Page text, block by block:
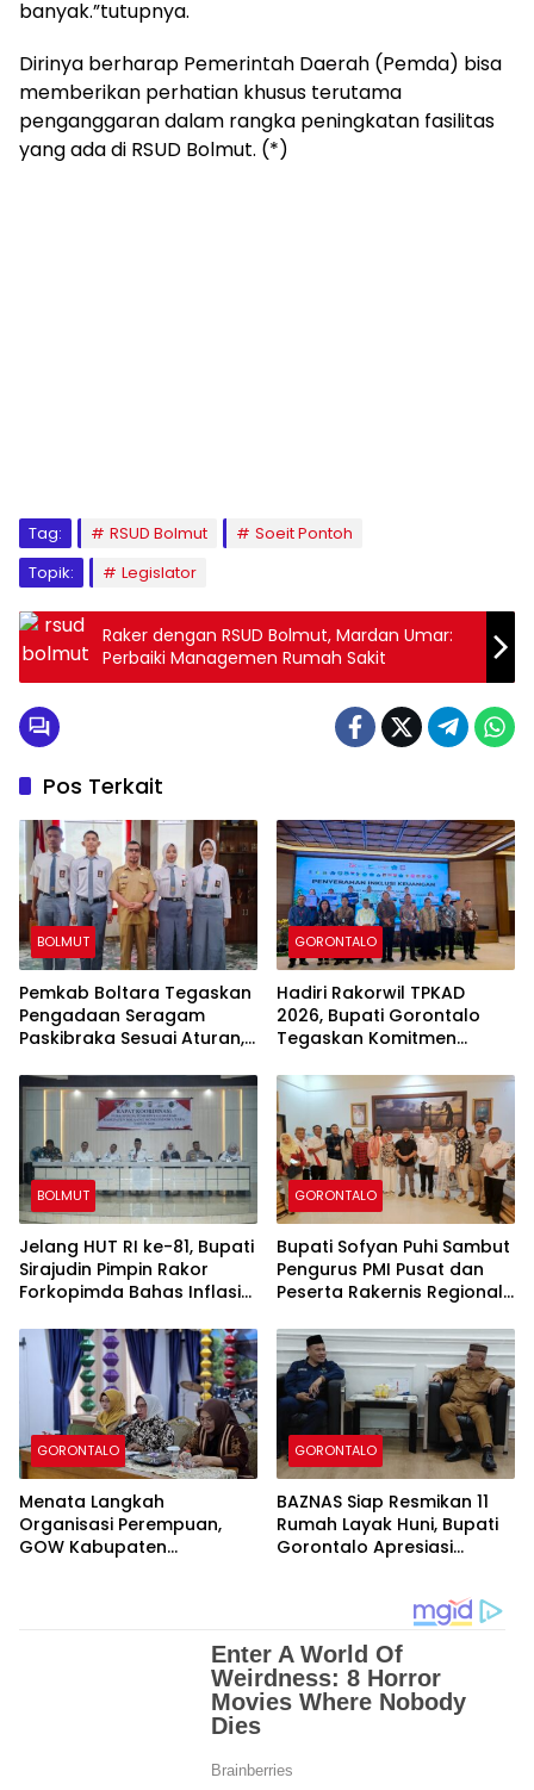
banyak.”tutupnya.
Dirinya berharap Pemerintah Daerah (Pemda) bisa
memberikan perhatian khusus terutama
penganggaran dalam rangka peningkatan fasilitas
yang ada di RSUD Bolmut. (*)
Tag: RSUD Bolmut
Soeit Pontoh
Topik:
Legislator
Raker dengan RSUD Bolmut, Mardan Umar:
Perbaiki Managemen Rumah Sakit
Pos Terkait
BOLMUT
Pemkab Boltara Tegaskan
Pengadaan Seragam
Paskibraka Sesuai Aturan,
Sosial
GORONTALO
Hadiri Rakorwil TPKAD
2026, Bupati Gorontalo
Tegaskan Komitmen
Masyarakat
BOLMUT
Jelang HUT RI ke-81, Bupati
Sirajudin Pimpin Rakor
Forkopimda Bahas Inflasi
GORONTALO
Bupati Sofyan Puhi Sambut
Pengurus PMI Pusat dan
Peserta Rakernis Regional
GORONTALO
Menata Langkah
Organisasi Perempuan,
GOW Kabupaten
GORONTALO
BAZNAS Siap Resmikan 11
Rumah Layak Huni, Bupati
Gorontalo Apresiasi